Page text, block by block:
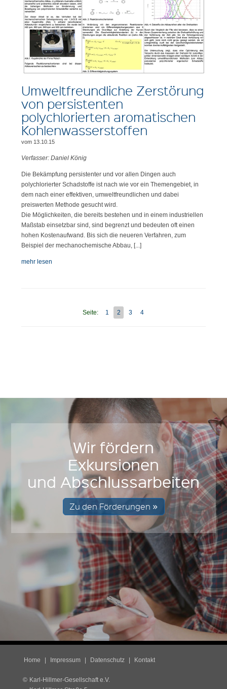
Umweltfreundliche Zerstörung
von persistenten
polychlorierten aromatischen
Kohlenwasserstoffen
vom 13.10.15
Verfasser: Daniel König
Die Bekämpfung persistenter und vor allen Dingen auch
polychlorierter Schadstoffe ist nach wie vor ein Themengebiet, in
dem nach einer effektiven, umweltfreundlichen und dabei
preiswerten Methode gesucht wird.
Die Möglichkeiten, die bereits bestehen und in einem industriellen
Maßstab einsetzbar sind, sind begrenzt und bedeuten oft einen
hohen Kostenaufwand. Bis sich die neueren Verfahren, zum
Beispiel der mechanochemische Abbau, [...]
mehr lesen
Seite: 1 2 3 4
Wir fördern
Exkursionen
und Abschlussarbeiten
Zu den Förderungen
Home Impressum Datenschutz Kontakt
© Karl-Hillmer-Gesellschaft e.V.